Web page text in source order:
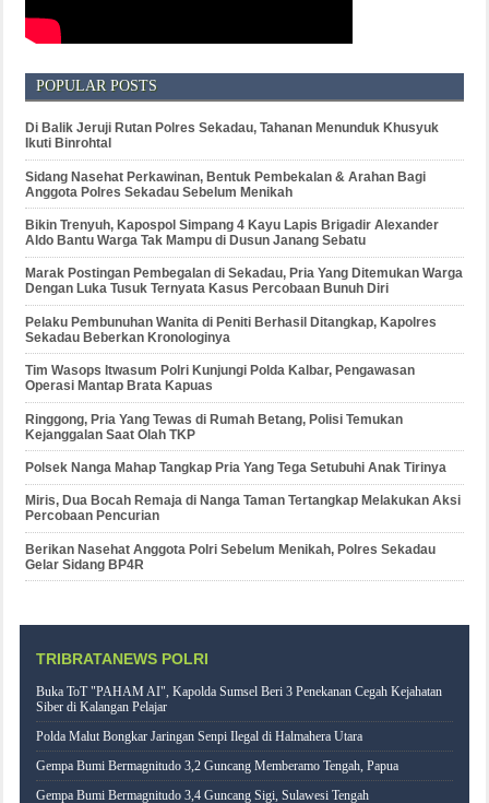
POPULAR POSTS
Di Balik Jeruji Rutan Polres Sekadau, Tahanan Menunduk Khusyuk
Ikuti Binrohtal
Sidang Nasehat Perkawinan, Bentuk Pembekalan & Arahan Bagi
Anggota Polres Sekadau Sebelum Menikah
Bikin Trenyuh, Kapospol Simpang 4 Kayu Lapis Brigadir Alexander
Aldo Bantu Warga Tak Mampu di Dusun Janang Sebatu
Marak Postingan Pembegalan di Sekadau, Pria Yang Ditemukan Warga
Dengan Luka Tusuk Ternyata Kasus Percobaan Bunuh Diri
Pelaku Pembunuhan Wanita di Peniti Berhasil Ditangkap, Kapolres
Sekadau Beberkan Kronologinya
Tim Wasops Itwasum Polri Kunjungi Polda Kalbar, Pengawasan
Operasi Mantap Brata Kapuas
Ringgong, Pria Yang Tewas di Rumah Betang, Polisi Temukan
Kejanggalan Saat Olah TKP
Polsek Nanga Mahap Tangkap Pria Yang Tega Setubuhi Anak Tirinya
Miris, Dua Bocah Remaja di Nanga Taman Tertangkap Melakukan Aksi
Percobaan Pencurian
Berikan Nasehat Anggota Polri Sebelum Menikah, Polres Sekadau
Gelar Sidang BP4R
TRIBRATANEWS POLRI
Buka ToT "PAHAM AI", Kapolda Sumsel Beri 3 Penekanan Cegah Kejahatan
Siber di Kalangan Pelajar
Polda Malut Bongkar Jaringan Senpi Ilegal di Halmahera Utara
Gempa Bumi Bermagnitudo 3,2 Guncang Memberamo Tengah, Papua
Gempa Bumi Bermagnitudo 3,4 Guncang Sigi, Sulawesi Tengah